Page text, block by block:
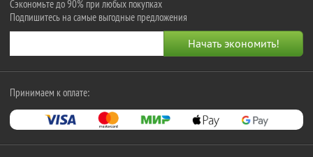
Сэкономьте до 90% при любых покупках
Подпишитесь на самые выгодные предложения
Принимаем к оплате: